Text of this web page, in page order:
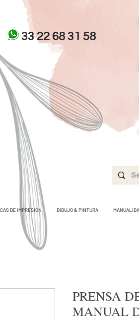
33 22 68 31 58
DE IMPRESIÓN DIBUJO & PINTURA
PRENSA
MANUAL